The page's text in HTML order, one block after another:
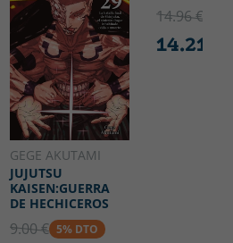
GEGE AKUTAMI
JUJUTSU
KAISEN:GUERRA
DE HECHICEROS
9.00 € 5% DTO
14.96 €
14.21 €